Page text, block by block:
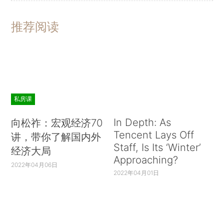
推荐阅读
私房课
向松祚：宏观经济70
讲，带你了解国内外
经济大局
2022年04月06日
In Depth: As
Tencent Lays Off
Staff, Is Its ‘Winter’
Approaching?
2022年04月01日